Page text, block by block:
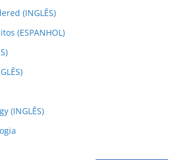
(INGLÊS)
(ESPANHOL)
(INGLÊS)